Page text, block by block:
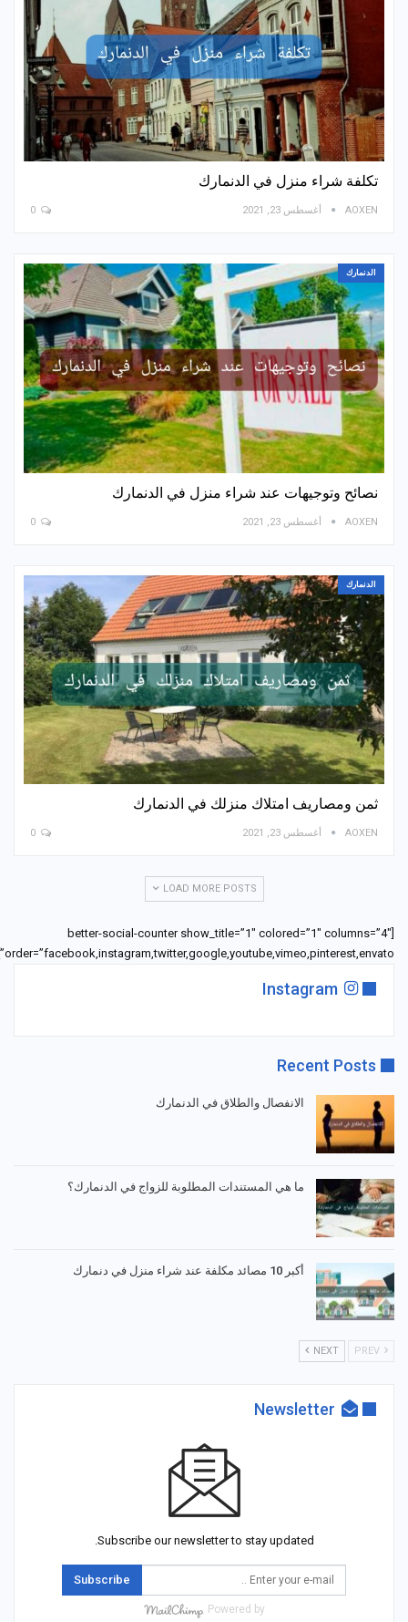
تكلفة شراء منزل في الدنمارك
AOXEN أغسطس 23, 2021
الدنمارك
نصائح وتوجيهات عند شراء منزل في الدنمارك
AOXEN أغسطس 23, 2021
الدنمارك
ثمن ومصاريف امتلاك منزلك في الدنمارك
AOXEN أغسطس 23, 2021
LOAD MORE POSTS
[better-social-counter show_title=”1″ colored=”1″ columns=”4″
order=”facebook,instagram,twitter,google,youtube,vimeo,pinterest,envato”]
Recent Posts
الانفصال والطلاق في الدنمارك
ما هي المستندات المطلوبة للزواج في الدنمارك؟
أكبر 10 مصائد مكلفة عند شراء منزل في دنمارك
NEXT
Subscribe our newsletter to stay updated.
Subscribe
Powered by